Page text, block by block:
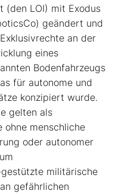
(den LOI) mit Exodus
geändert und
an der
eines
Bodenfahrzeugs
für autonome und
konzipiert wurde.
gelten als
ohne menschliche
oder autonomer
militärische
gefährlichen